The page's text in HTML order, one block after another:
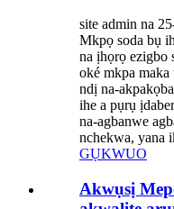
site admin na
Mkpọ soda bụ
na ịhọrọ ezigbo
oké mkpa
ndị na-
ihe a pụrụ
na-agbanwe
nchekwa, yana
GỤKWUO
Akwụsị